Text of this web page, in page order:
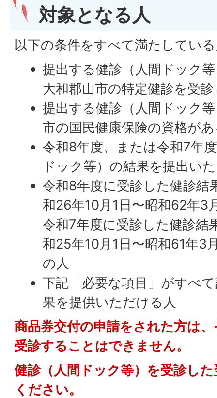
対象となる人
以下の条件をすべて満たしてい
提出する健診（人間ドック
大和郡山市の特定健診を受
提出する健診（人間ドック
市の国民健康保険の資格が
令和8年度、または令和7年
ドック等）の結果を提出い
令和8年度に受診した健診結
和26年10月1日〜昭和62年3
令和7年度に受診した健診結
和25年10月1日〜昭和61年3
の人
下記「必要な項目」がすべ
果を提供いただける人
商品券交付の申請をされた方は
受診することはできません。
健診（人間ドック等）を受診し
ください。